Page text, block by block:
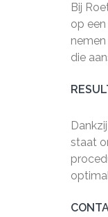
Bij
op
die
staat